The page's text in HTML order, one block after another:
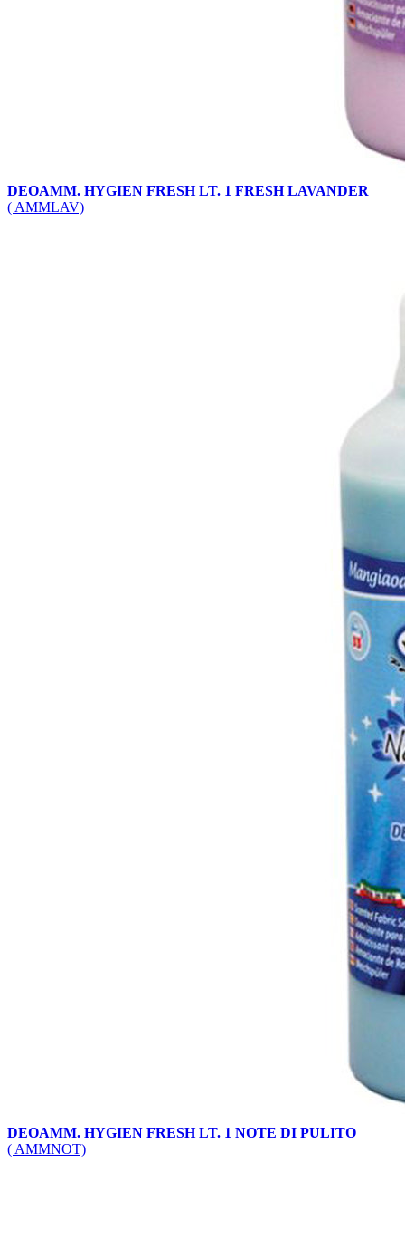
DEOAMM. HYGIEN FRESH LT. 1 FRESH LAVANDER
( AMMLAV)
DEOAMM. HYGIEN FRESH LT. 1 NOTE DI PULITO
( AMMNOT)